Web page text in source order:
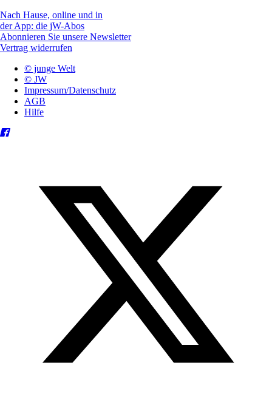
Nach Hause, online und in
der App: die jW-Abos
Abonnieren Sie unsere Newsletter
Vertrag widerrufen
© junge Welt
© JW
Impressum/Datenschutz
AGB
Hilfe